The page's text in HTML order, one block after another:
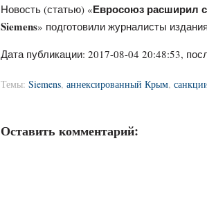
Новость (статью) «Евросоюз расширил
Siemens» подготовили журналисты издания
Дата публикации: 2017-08-04 20:48:53,
Темы: Siemens, аннексированный Крым,
Оставить комментарий: